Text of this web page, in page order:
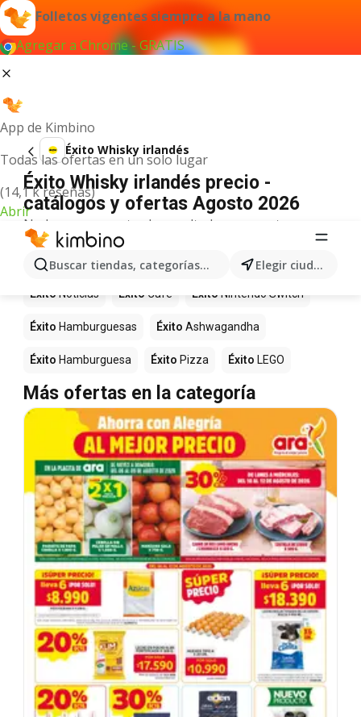
Folletos vigentes siempre a la mano
Agregar a Chrome - GRATIS
App de Kimbino
Todas las ofertas en un solo lugar
(14,1 k reseñas)
Abrir
Buscar tiendas, categorías, productos... Elegir ciudad
Éxito Whisky irlandés
Éxito Whisky irlandés precio -
catálogos y ofertas Agosto 2026
No hemos encontrado resultados para este
término.
Más productos en tiendas Éxito
Éxito Noticias Éxito Café Éxito Nintendo Switch
Éxito Hamburguesas Éxito Ashwagandha
Éxito Hamburguesa Éxito Pizza Éxito LEGO
Más ofertas en la categoría